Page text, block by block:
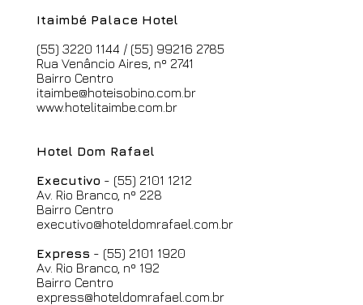
Itaimbé Palace Hotel
(55) 3220 1144 / (55) 99216 2785
Rua Venâncio Aires, nº 2741
Bairro Centro
itaimbe@hoteisobino.com.br
www.hotelitaimbe.com.br
Hotel Dom Rafael
Executivo - (55) 2101 1212
Av. Rio Branco, nº 228
Bairro Centro
executivo@hoteldomrafael.com.br
Express - (55) 2101 1920
Av. Rio Branco, nº 192
Bairro Centro
express@hoteldomrafael.com.br